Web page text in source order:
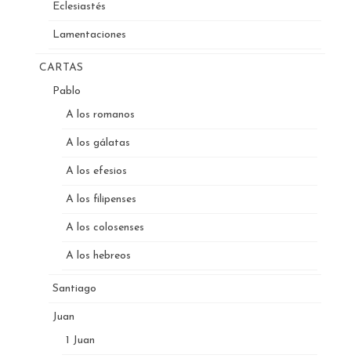
Eclesiastés
Lamentaciones
CARTAS
Pablo
A los romanos
A los gálatas
A los efesios
A los filipenses
A los colosenses
A los hebreos
Santiago
Juan
1 Juan